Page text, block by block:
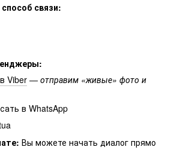
связи:
Viber — отправим «живые» фото и
в WhatsApp
Вы можете начать диалог прямо